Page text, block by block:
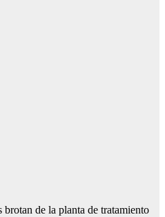
de la planta de tratamiento